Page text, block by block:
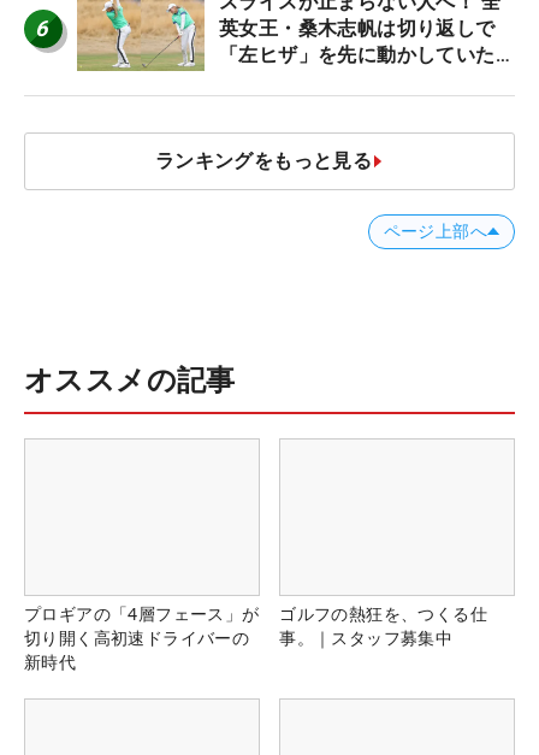
6
英女王・桑木志帆は切り返しで
「左ヒザ」を先に動かしていた
ランキングをもっと見る
ページ上部へ
オススメの記事
プロギアの「4層フェース」が
切り開く高初速ドライバーの
新時代
ゴルフの熱狂を、つくる仕
事。｜スタッフ募集中